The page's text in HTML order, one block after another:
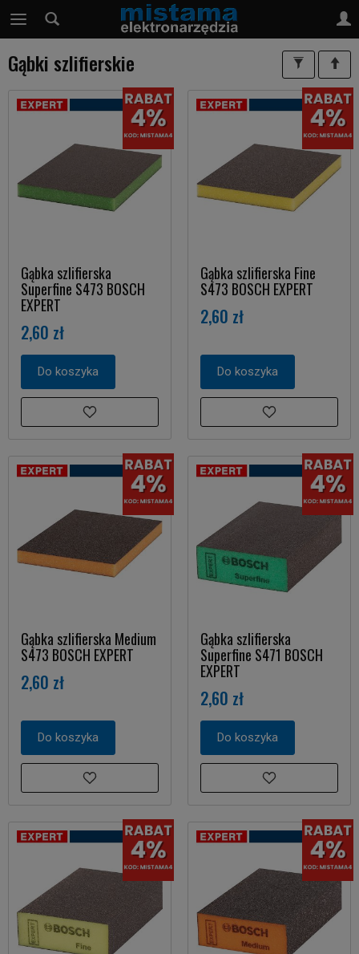
Gąbki szlifierskie
Gąbka szlifierska
Superfine S473 BOSCH
EXPERT
2,60 zł
Do koszyka
Gąbka szlifierska Fine
S473 BOSCH EXPERT
2,60 zł
Do koszyka
Gąbka szlifierska Medium
S473 BOSCH EXPERT
2,60 zł
Do koszyka
Gąbka szlifierska
Superfine S471 BOSCH
EXPERT
2,60 zł
Do koszyka